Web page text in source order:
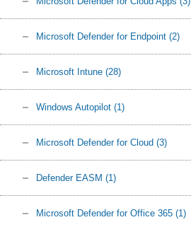
Microsoft Defender for Endpoint (2)
Microsoft Intune (28)
Windows Autopilot (1)
Microsoft Defender for Cloud (3)
Defender EASM (1)
Microsoft Defender for Office 365 (1)